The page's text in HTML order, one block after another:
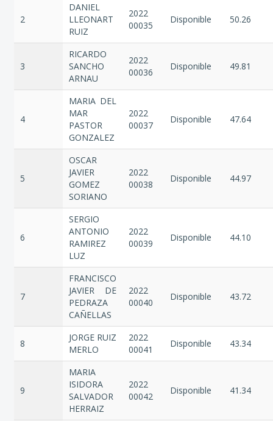
2
DANIEL
LLEONART
RUIZ
2022
00035
Disponible 50.26
3
RICARDO
SANCHO
ARNAU
2022
00036
Disponible 49.81
4
MARIA DEL
MAR
PASTOR
GONZALEZ
2022
00037
Disponible 47.64
5
OSCAR
JAVIER
GOMEZ
SORIANO
2022
00038
Disponible 44.97
6
SERGIO
ANTONIO
RAMIREZ
LUZ
2022
00039
Disponible 44.10
7
FRANCISCO
JAVIER DE
PEDRAZA
CAÑELLAS
2022
00040
Disponible 43.72
8
JORGE RUIZ
MERLO
2022
00041
Disponible 43.34
9
MARIA
ISIDORA
SALVADOR
HERRAIZ
2022
00042
Disponible 41.34